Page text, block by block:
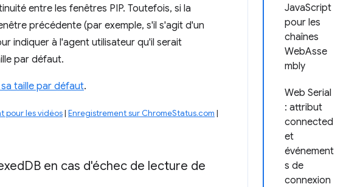
JavaScript
pour les
chaînes
WebAsse
mbly
Web Serial
: attribut
connected
et
événement
s de
connexion
entre les fenêtres PIP. Toutefois, si la
précédente (par exemple, s'il s'agit d'un
indiquer à l'agent utilisateur qu'il serait
par défaut.
taille par défaut.
pour les vidéos| Enregistrement sur ChromeStatus.com |
DB en cas d'échec de lecture de